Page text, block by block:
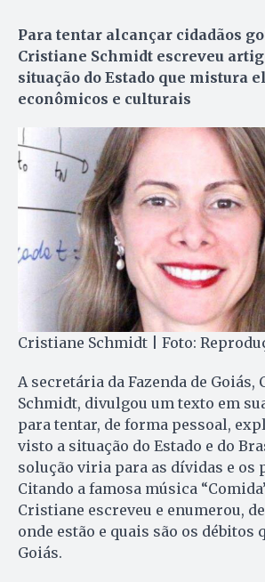
Para tentar alcançar cidadãos
Cristiane Schmidt escreveu
situação do Estado que mistura
econômicos e culturais
Cristiane Schmidt | Foto:
A secretária da Fazenda de Goiás,
Schmidt, divulgou um texto em
para tentar, de forma pessoal,
visto a situação do Estado e do
solução viria para as dívidas e os
Citando a famosa música
Cristiane escreveu e enumerou,
onde estão e quais são os débitos
Goiás.